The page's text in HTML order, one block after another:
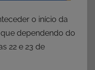
o início da
dependendo do
22 e 23 de